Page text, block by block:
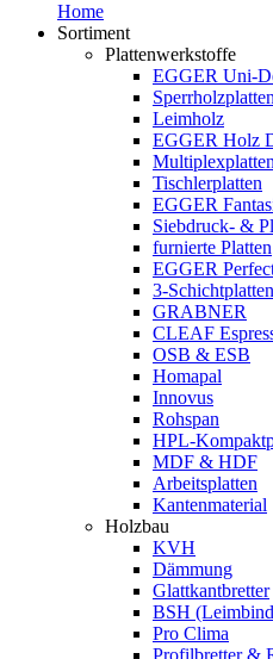
Home
Sortiment
Plattenwerkstoffe
EGGER Uni-
Leimholz
EGGER Holz
Tischlerplatten
EGGER
Siebdruck- &
furnierte Platten
EGGER
3-Schichtplatten
GRABNER
CLEAF
OSB & ESB
Homapal
Innovus
Rohspan
HPL-
MDF & HDF
Arbeitsplatten
Kantenmaterial
Holzbau
KVH
Dämmung
Glattkantbretter
BSH
Pro Clima